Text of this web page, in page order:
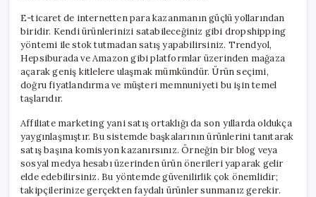
E-ticaret de internetten para kazanmanın güçlü yollarından
biridir. Kendi ürünlerinizi satabileceğiniz gibi dropshipping
yöntemi ile stok tutmadan satış yapabilirsiniz. Trendyol,
Hepsiburada ve Amazon gibi platformlar üzerinden mağaza
açarak geniş kitlelere ulaşmak mümkündür. Ürün seçimi,
doğru fiyatlandırma ve müşteri memnuniyeti bu işin temel
taşlarıdır.
Affiliate marketing yani satış ortaklığı da son yıllarda oldukça
yaygınlaşmıştır. Bu sistemde başkalarının ürünlerini tanıtarak
satış başına komisyon kazanırsınız. Örneğin bir blog veya
sosyal medya hesabı üzerinden ürün önerileri yaparak gelir
elde edebilirsiniz. Bu yöntemde güvenilirlik çok önemlidir;
takipçilerinize gerçekten faydalı ürünler sunmanız gerekir.